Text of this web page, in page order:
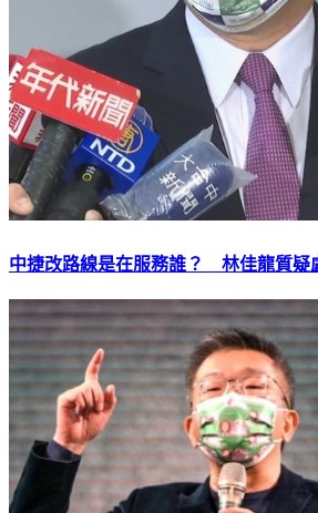
中捷改路線是在服務誰？ 林佳龍質疑